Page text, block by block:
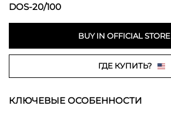
DOS-20/100
BUY IN OFFICIAL STORE
ГДЕ КУПИТЬ?
КЛЮЧЕВЫЕ ОСОБЕННОСТИ